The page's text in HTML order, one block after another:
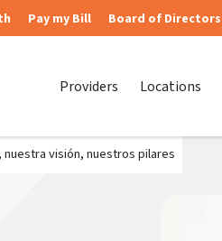
Pay my Bill Board of Directors
Providers Locations
nuestra visión, nuestros pilares